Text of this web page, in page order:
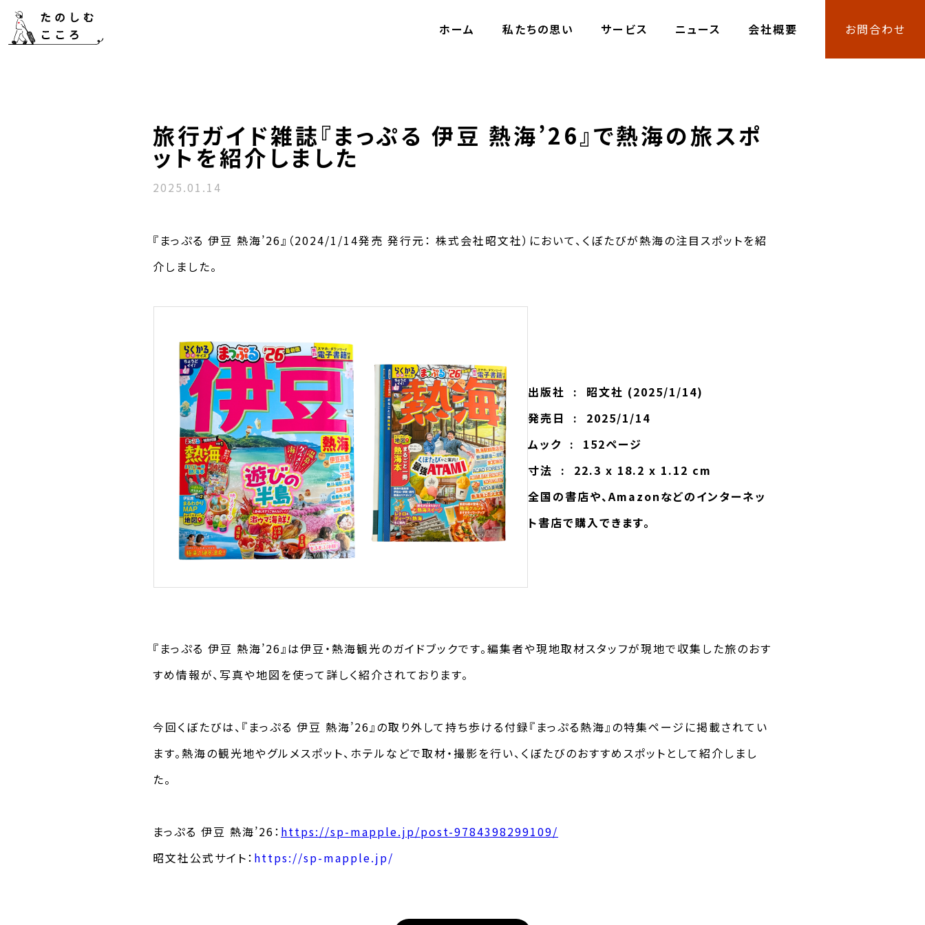
ホーム 私たちの思い サービス ニュース 会社概要 お問合わせ
旅行ガイド雑誌『まっぷる 伊豆 熱海’26』で熱海の旅スポ
ットを紹介しました
2025.01.14
『まっぷる 伊豆 熱海’26』（2024/1/14発売 発行元： 株式会社昭文社）において、くぼたびが熱海の注目スポットを紹
介しました。
出版社 ‏ : ‎ 昭文社 (2025/1/14)
発売日 ‏ : ‎ 2025/1/14
ムック ‏ : ‎ 152ページ
寸法 ‏ : ‎ 22.3 x 18.2 x 1.12 cm
全国の書店や、Amazonなどのインターネッ
ト書店で購入できます。
『まっぷる 伊豆 熱海’26』は伊豆・熱海観光のガイドブックです。編集者や現地取材スタッフが現地で収集した旅のおす
すめ情報が、写真や地図を使って詳しく紹介されております。
今回くぼたびは、『まっぷる 伊豆 熱海’26』の取り外して持ち歩ける付録『まっぷる熱海』の特集ページに掲載されてい
ます。熱海の観光地やグルメスポット、ホテルなどで取材・撮影を行い、くぼたびのおすすめスポットとして紹介しまし
た。
まっぷる 伊豆 熱海’26： https://sp-mapple.jp/post-9784398299109/
昭文社公式サイト： https://sp-mapple.jp/